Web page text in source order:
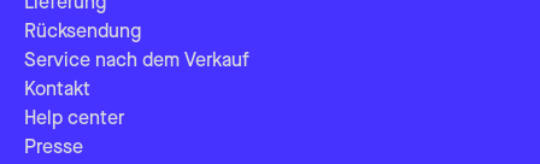
Rücksendung
Service nach dem Verkauf
Kontakt
Help center
Presse